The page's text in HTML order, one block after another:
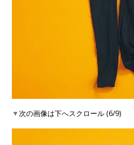
▼次の画像は下へスクロール (6/9)